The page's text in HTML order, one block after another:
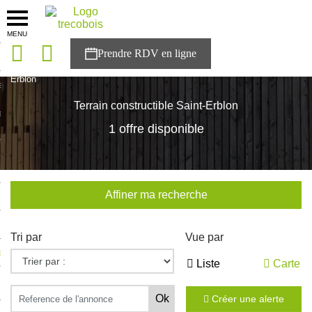
MENU
solutions
Trecobois
à NESTOR
Erblon
Terrain constructible Saint-Erblon
1 offre disponible
Affiner ma recherche
Tri par Vue par
Liste Carte
Créer une alerte